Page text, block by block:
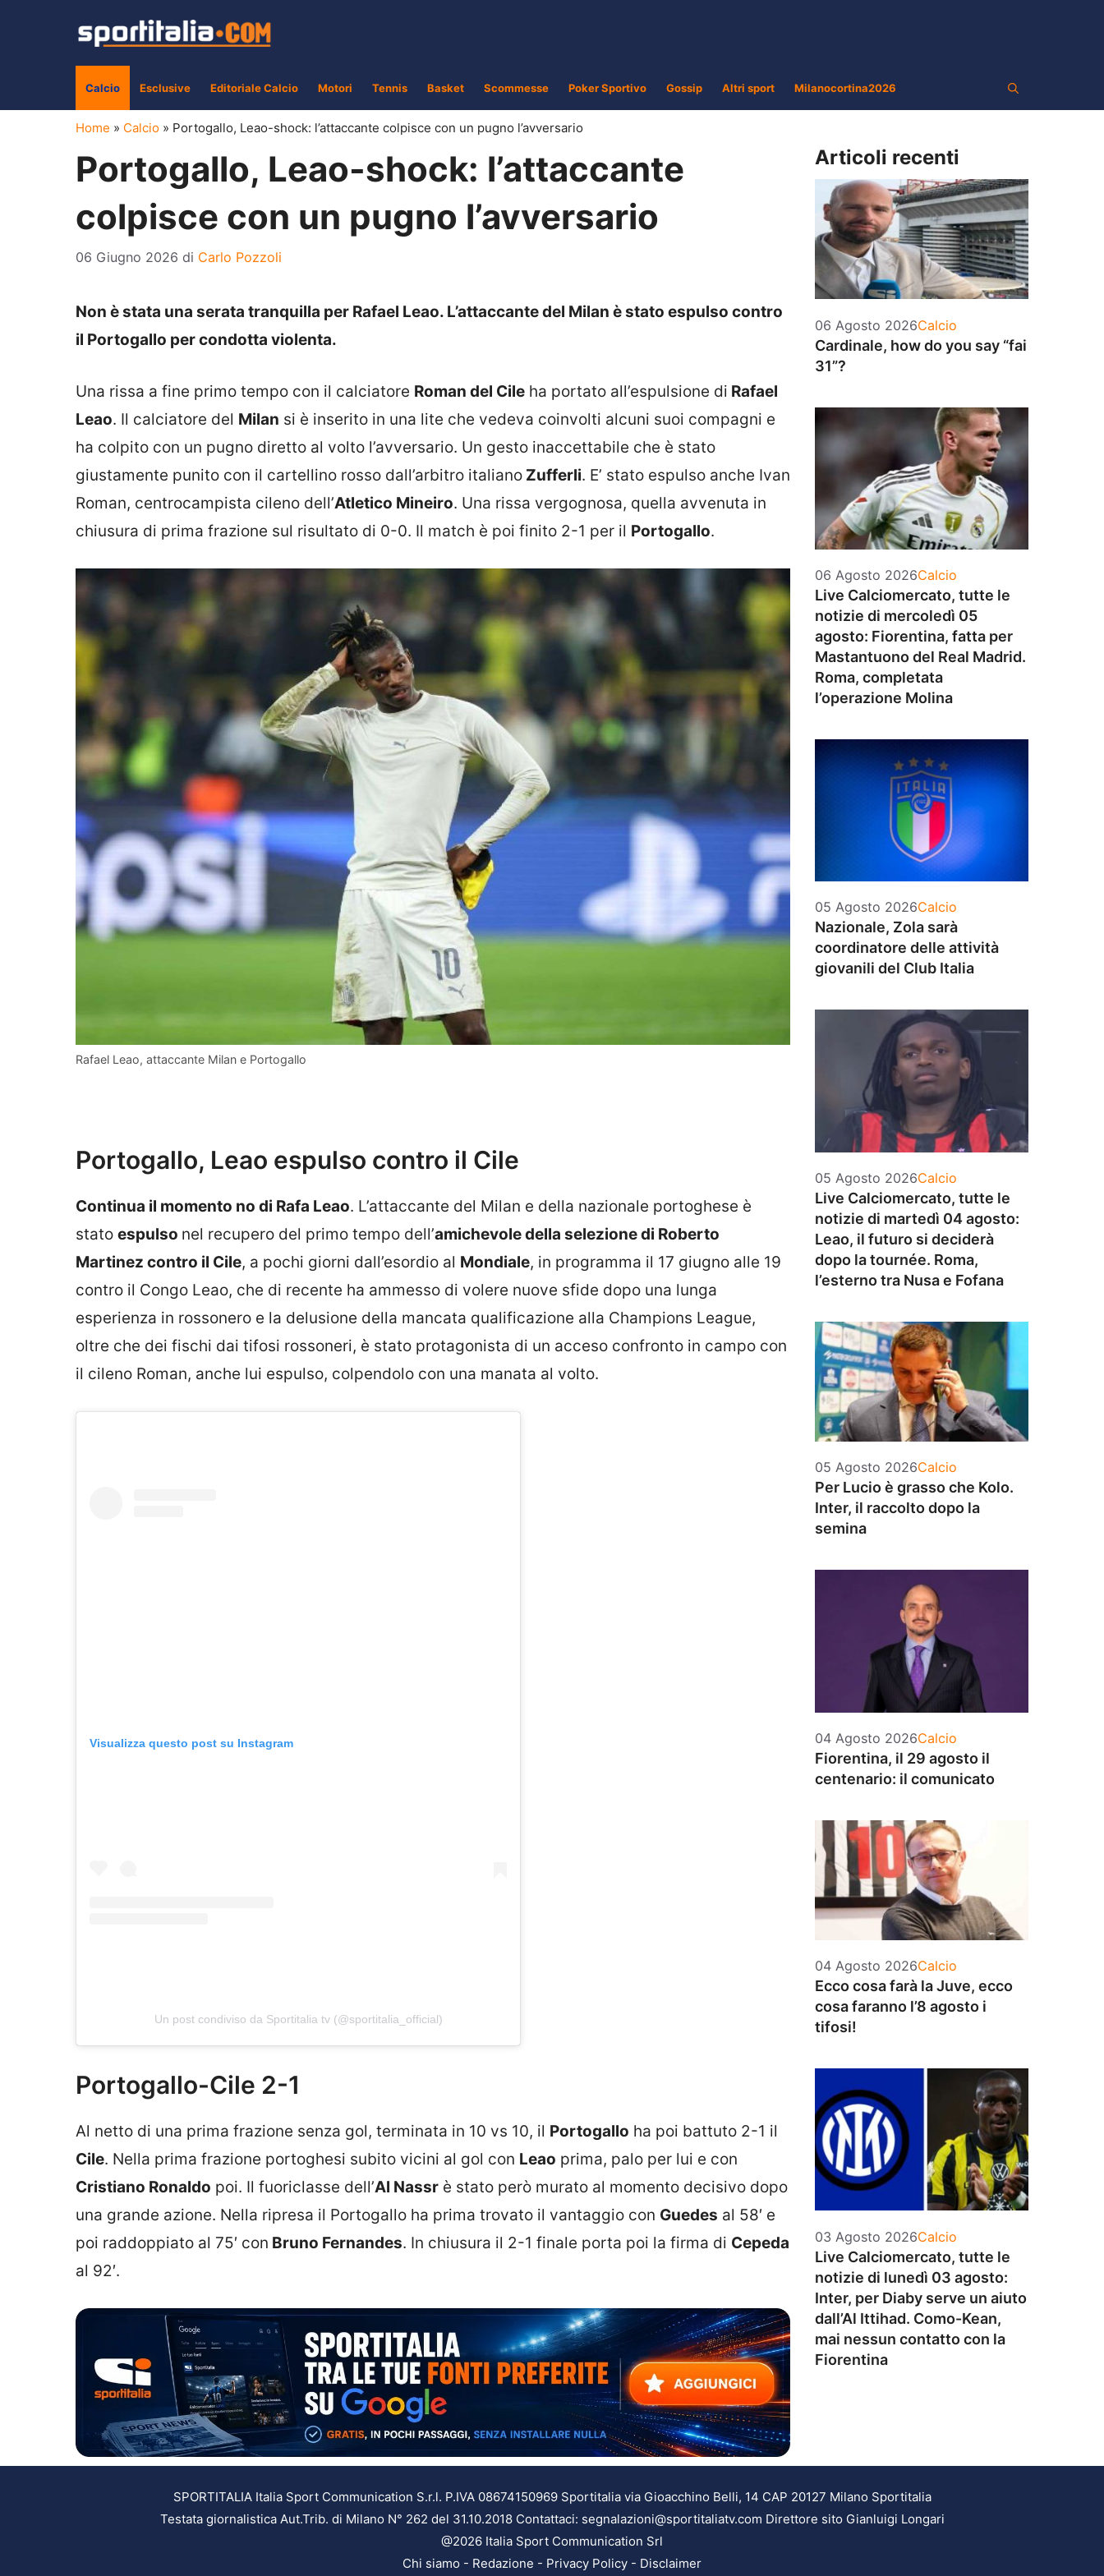
Calcio Esclusive Editoriale Calcio Motori Tennis Basket Scommesse Poker Sportivo Gossip Altri sport Milanocortina2026
Home » Calcio » Portogallo, Leao-shock: l’attaccante colpisce con un pugno l’avversario
Portogallo, Leao-shock: l’attaccante
colpisce con un pugno l’avversario
06 Giugno 2026 di Carlo Pozzoli
Non è stata una serata tranquilla per Rafael Leao. L’attaccante del Milan è stato espulso contro
il Portogallo per condotta violenta.
Una rissa a fine primo tempo con il calciatore Roman del Cile ha portato all’espulsione di Rafael
Leao. Il calciatore del Milan si è inserito in una lite che vedeva coinvolti alcuni suoi compagni e
ha colpito con un pugno diretto al volto l’avversario. Un gesto inaccettabile che è stato
giustamente punito con il cartellino rosso dall’arbitro italiano Zufferli. E’ stato espulso anche Ivan
Roman, centrocampista cileno dell’Atletico Mineiro. Una rissa vergognosa, quella avvenuta in
chiusura di prima frazione sul risultato di 0-0. Il match è poi finito 2-1 per il Portogallo.
Rafael Leao, attaccante Milan e Portogallo
Portogallo, Leao espulso contro il Cile
Continua il momento no di Rafa Leao. L’attaccante del Milan e della nazionale portoghese è
stato espulso nel recupero del primo tempo dell’amichevole della selezione di Roberto
Martinez contro il Cile, a pochi giorni dall’esordio al Mondiale, in programma il 17 giugno alle 19
contro il Congo Leao, che di recente ha ammesso di volere nuove sfide dopo una lunga
esperienza in rossonero e la delusione della mancata qualificazione alla Champions League,
oltre che dei fischi dai tifosi rossoneri, è stato protagonista di un acceso confronto in campo con
il cileno Roman, anche lui espulso, colpendolo con una manata al volto.
Visualizza questo post su Instagram
Un post condiviso da Sportitalia tv (@sportitalia_official)
Portogallo-Cile 2-1
Al netto di una prima frazione senza gol, terminata in 10 vs 10, il Portogallo ha poi battuto 2-1 il
Cile. Nella prima frazione portoghesi subito vicini al gol con Leao prima, palo per lui e con
Cristiano Ronaldo poi. Il fuoriclasse dell’Al Nassr è stato però murato al momento decisivo dopo
una grande azione. Nella ripresa il Portogallo ha prima trovato il vantaggio con Guedes al 58′ e
poi raddoppiato al 75′ con Bruno Fernandes. In chiusura il 2-1 finale porta poi la firma di Cepeda
al 92′.
Articoli recenti
06 Agosto 2026Categorie
Calcio
Cardinale, how do you say “fai
31”?
06 Agosto 2026Categorie
Calcio
Live Calciomercato, tutte le
notizie di mercoledì 05
agosto: Fiorentina, fatta per
Mastantuono del Real Madrid.
Roma, completata
l’operazione Molina
05 Agosto 2026Categorie
Calcio
Nazionale, Zola sarà
coordinatore delle attività
giovanili del Club Italia
05 Agosto 2026Categorie
Calcio
Live Calciomercato, tutte le
notizie di martedì 04 agosto:
Leao, il futuro si deciderà
dopo la tournée. Roma,
l’esterno tra Nusa e Fofana
05 Agosto 2026Categorie
Calcio
Per Lucio è grasso che Kolo.
Inter, il raccolto dopo la
semina
04 Agosto 2026Categorie
Calcio
Fiorentina, il 29 agosto il
centenario: il comunicato
04 Agosto 2026Categorie
Calcio
Ecco cosa farà la Juve, ecco
cosa faranno l’8 agosto i
tifosi!
03 Agosto 2026Categorie
Calcio
Live Calciomercato, tutte le
notizie di lunedì 03 agosto:
Inter, per Diaby serve un aiuto
dall’Al Ittihad. Como-Kean,
mai nessun contatto con la
Fiorentina
SPORTITALIA Italia Sport Communication S.r.l. P.IVA 08674150969 Sportitalia via Gioacchino Belli, 14 CAP 20127 Milano Sportitalia
Testata giornalistica Aut.Trib. di Milano N° 262 del 31.10.2018 Contattaci: segnalazioni@sportitaliatv.com Direttore sito Gianluigi Longari
@2026 Italia Sport Communication Srl
Chi siamo - Redazione - Privacy Policy - Disclaimer